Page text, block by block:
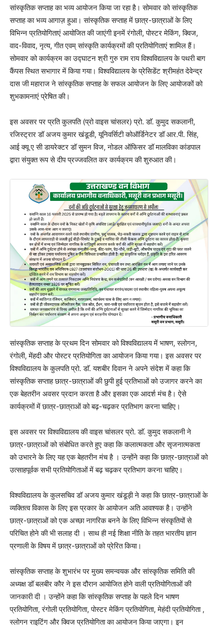
सांस्कृतिक सप्ताह का भव्य आयोजन किया जा रहा है। सोमवार को सांस्कृतिक
सप्ताह का भव्य आगाज़ हुआ। सांस्कृतिक सप्ताह में छात्र-छात्राओं के लिए
विभिन्न प्रतियोगिताएं आयोजित की जाएंगी इनमें रंगोली, पोस्टर मेकिंग, क्विज,
वाद-विवाद, नृत्य, गीत एवम् सांस्कृति कार्यक्रमों की प्रतियोगिताएं शामिल हैं।
सोमवार को कार्यक्रम का उद्घाटन श्री गुरु राम राय विश्वविद्यालय के पथरी बाग
कैंपस स्थित सभागार में किया गया। विश्वविद्यालय के प्रेसिडेंट श्रीमहंत देवेन्द्र
दास जी महाराज ने सांस्कृतिक सप्ताह के सफल आयोजन के लिए आयोजकों को
शुभकामनाएं प्रेषित की।
इस अवसर पर प्रति कुलपति (प्रो वाइस चांसलर) प्रो. डाॅ. कुमुद सकलानी,
रजिस्ट्रार डॉ अजय कुमार खंडूडी, यूनिवर्सिटी कोऑर्डिनेटर डॉ आर.पी. सिंह,
आई क्यू ए सी डायरेक्टर डॉ सुमन विज, नोडल ऑफिसर डॉ मालविका कांडपाल
द्वारा संयुक्त रूप से दीप प्रज्जवलित कर कार्यक्रम की शुरुआत की।
सांस्कृतिक सप्ताह के प्रथम दिन सोमवार को विश्वविद्यालय में भाषण, स्लोगन,
रंगोली, मेंहदी और पोस्टर प्रतियोगिता का आयोजन किया गया। इस अवसर पर
विश्वविद्यालय के कुलपति प्रो. डाॅ. यशबीर दिवान ने अपने संदेश में कहा कि
सांस्कृतिक सप्ताह छात्र-छात्राओं की छुपी हुई प्रतिभाओं को उजागर करने का
एक बेहतरीन अवसर प्रदान करता है और इसका एक आदर्श मंच है। ऐसे
कार्यक्रमों में छात्र-छात्राओं को बढ़-चढ़कर प्रतिभाग करना चाहिए।
इस अवसर पर विश्वविद्यालय की वाइस चांसलर प्रो. डाॅ. कुमुद सकलानी ने
छात्र-छात्राओं को संबोधित करते हुए कहा कि कलात्मकता और सृजनात्मकता
को उभारने के लिए यह एक बेहतरीन मंच है । उन्होंने कहा कि छात्र-छात्राओं को
उत्साहपूर्वक सभी प्रतियोगिताओं में बढ़ चढ़कर प्रतिभाग करना चाहिए।
विश्वविद्यालय के कुलसचिव डॉ अजय कुमार खंडूड़ी ने कहा कि छात्र-छात्राओं के
व्यक्तित्व विकास के लिए इस प्रकार के आयोजन अति आवश्यक है। उन्होंने
छात्र-छात्राओं को एक अच्छा नागरिक बनने के लिए विभिन्न संस्कृतियों से
परिचित होने की भी सलाह दी । साथ ही नई शिक्षा नीति के तहत भारतीय ज्ञान
प्रणाली के विषय में छात्र-छात्राओं को प्रेरित किया।
सांस्कृतिक सप्ताह के शुभारंभ पर मुख्य समन्वयक और सांस्कृतिक समिति की
अध्यक्ष डॉ बलबीर कौर ने इस दौरान आयोजित होने वाली प्रतियोगिताओं की
जानकारी दी । उन्होंने कहा कि सांस्कृतिक सप्ताह के पहले दिन भाषण
प्रतियोगिता, रंगोली प्रतियोगिता, पोस्टर मेकिंग प्रतियोगिता, मेहंदी प्रतियोगिता ,
स्लोगन राइटिंग और क्विज प्रतियोगिता का आयोजन किया जाएगा। इन